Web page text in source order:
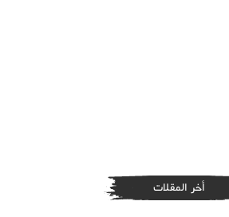
أخر المقلات